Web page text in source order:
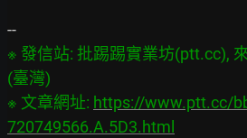
※ 發信站: 批踢踢實業坊(ptt.cc),
(臺灣)
※ 文章網址: https://www.ptt.cc/
720749566.A.5D3.html